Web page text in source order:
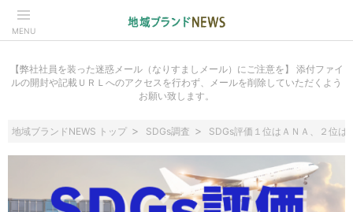
MENU
【弊社社員を装った迷惑メール（なりすましメール）にご注意を】 添付ファイ
ルの開封や記載ＵＲＬへのアクセスを行わず、メールを削除していただくよう
お願い致します。
地域ブランドNEWS トップ SDGs調査 SDGs評価１位はＡＮＡ、２位は